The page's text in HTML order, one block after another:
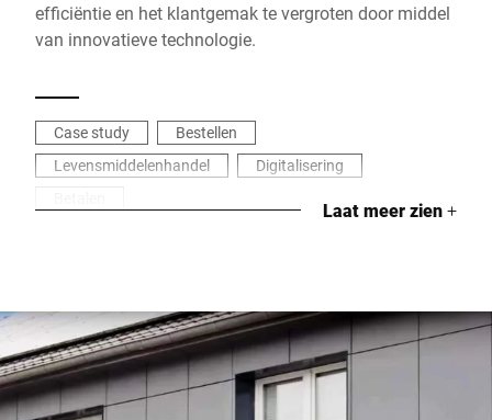
efficiëntie en het klantgemak te vergroten door middel
van innovatieve technologie.
Case study
Bestellen
Levensmiddelenhandel
Digitalisering
Proces optimalisatie
Gezondheid & veiligheid
Retail
Laat meer zien+